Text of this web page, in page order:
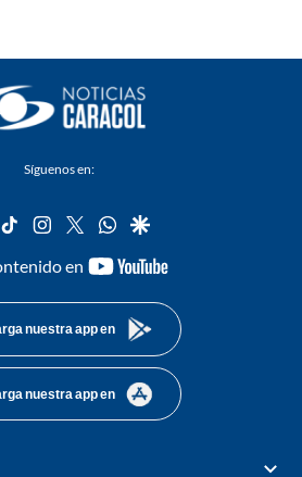
Síguenos en:
tiktok instagram
twitterwhatsapp
google
en
youtube-
nuestra app en
nuestra app en